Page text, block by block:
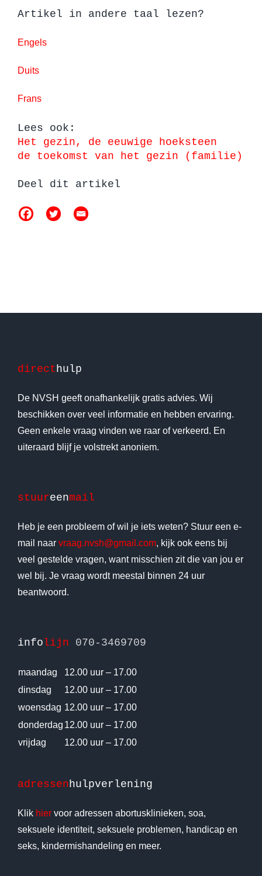
Artikel in andere taal lezen?
Engels
Duits
Frans
Lees ook:
Het gezin, de eeuwige hoeksteen
de toekomst van het gezin (familie)
Deel dit artikel
directhulp
De NVSH geeft onafhankelijk gratis advies. Wij
beschikken over veel informatie en hebben ervaring.
Geen enkele vraag vinden we raar of verkeerd. En
uiteraard blijf je volstrekt anoniem.
stuureenmail
Heb je een probleem of wil je iets weten? Stuur een e-
mail naar vraag.nvsh@gmail.com, kijk ook eens bij
veel gestelde vragen, want misschien zit die van jou er
wel bij. Je vraag wordt meestal binnen 24 uur
beantwoord.
infolijn 070-3469709
maandag
12.00 uur – 17.00
dinsdag
12.00 uur – 17.00
woensdag 12.00 uur – 17.00
donderdag 12.00 uur – 17.00
vrijdag
12.00 uur – 17.00
adressen hulpverlening
Klik hiervoor adressen abortusklinieken, soa,
seksuele identiteit, seksuele problemen, handicap en
seks, kindermishandeling en meer.